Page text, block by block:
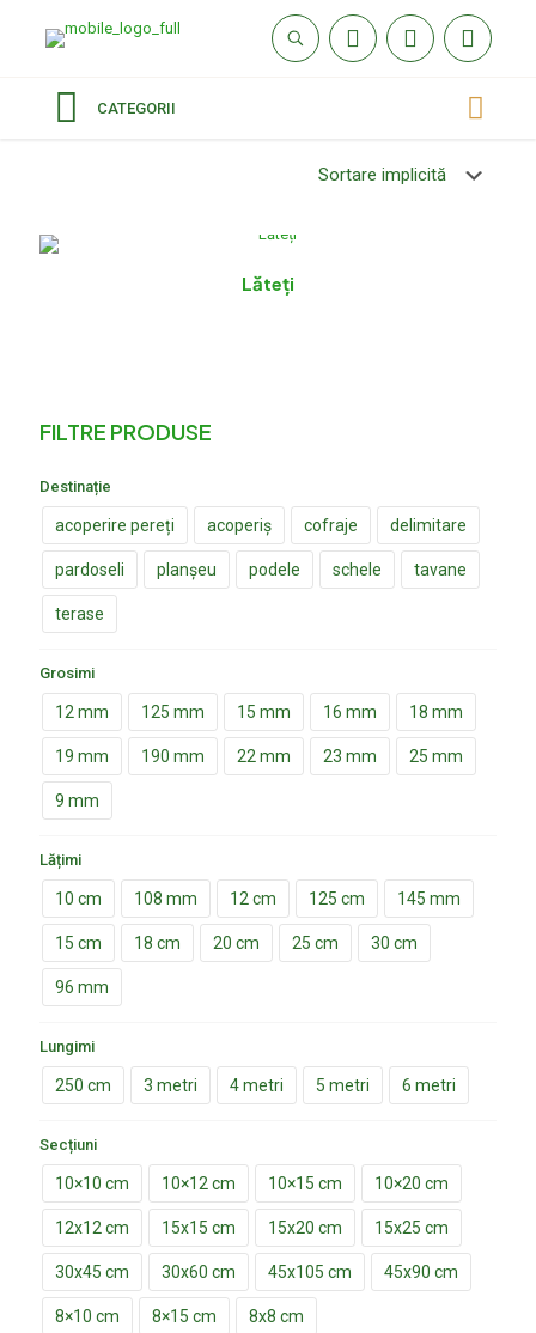
CATEGORII
Lăteți
FILTRE PRODUSE
Destinație
acoperire pereți acoperiș cofraje delimitare
pardoseli planșeu podele schele tavane
terase
Grosimi
12 mm 125 mm 15 mm 16 mm 18 mm
19 mm 190 mm 22 mm 23 mm 25 mm
9 mm
Lățimi
10 cm 108 mm 12 cm 125 cm 145 mm
15 cm 18 cm 20 cm 25 cm 30 cm
96 mm
Lungimi
250 cm 3 metri 4 metri 5 metri 6 metri
Secțiuni
10×10 cm 10×12 cm 10×15 cm 10×20 cm
12x12 cm 15x15 cm 15x20 cm 15x25 cm
30x45 cm 30x60 cm 45x105 cm 45x90 cm
8×10 cm 8×15 cm 8x8 cm